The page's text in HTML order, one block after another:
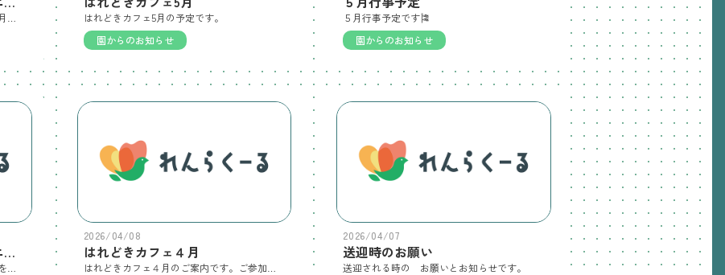
はれどきカフェ5月の予定です。
園からのお知らせ
５月行事予定です🎏
園からのお知らせ
あんぜん・たべよう・ほけんニュース
2026/04/08
はれどきカフェ４月
2026/04/07
送迎時のお願い
送迎される時の お願いとお知らせです。